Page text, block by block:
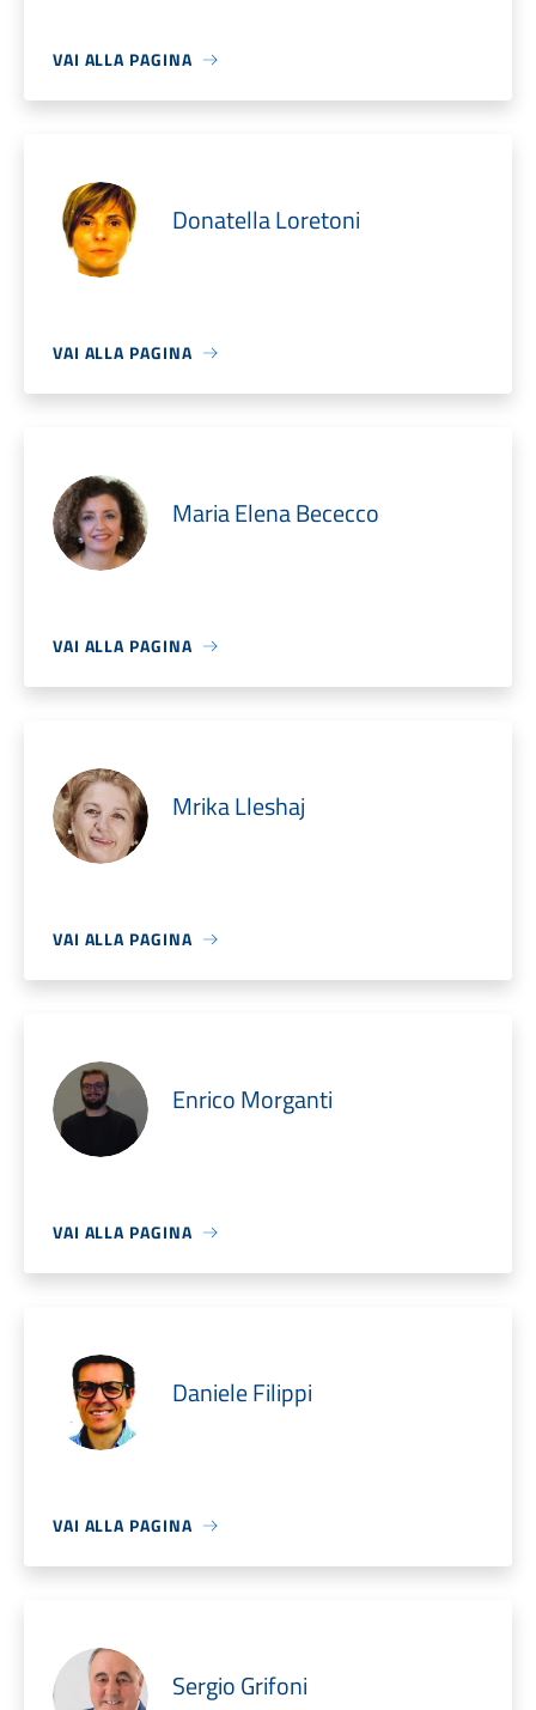
VAI ALLA PAGINA
Donatella Loretoni
VAI ALLA PAGINA
Maria Elena Bececco
VAI ALLA PAGINA
Mrika Lleshaj
VAI ALLA PAGINA
Enrico Morganti
VAI ALLA PAGINA
Daniele Filippi
VAI ALLA PAGINA
Sergio Grifoni